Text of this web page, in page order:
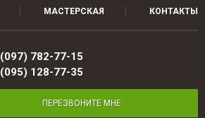
МАСТЕРСКАЯ КОНТАКТЫ
(097) 782-77-15
(095) 128-77-35
ПЕРЕЗВОНИТЕ МНЕ